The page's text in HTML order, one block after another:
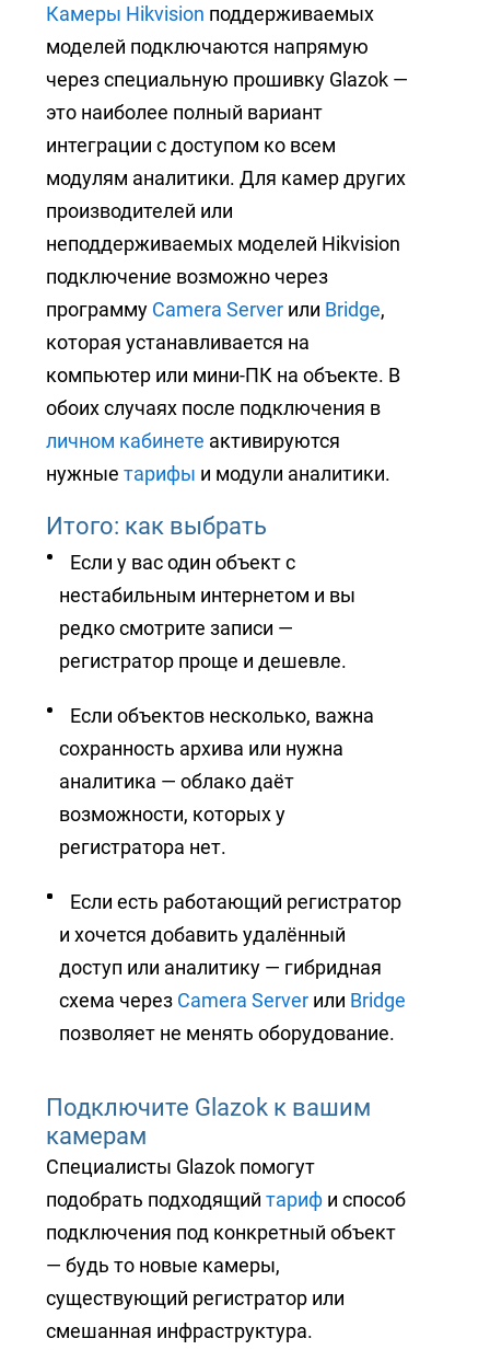
Камеры Hikvision поддерживаемых
моделей подключаются напрямую
через специальную прошивку Glazok —
это наиболее полный вариант
интеграции с доступом ко всем
модулям аналитики. Для камер других
производителей или
неподдерживаемых моделей Hikvision
подключение возможно через
программу Camera Server или Bridge,
которая устанавливается на
компьютер или мини-ПК на объекте. В
обоих случаях после подключения в
личном кабинете активируются
нужныетарифы и модули аналитики.
Итого: как выбрать
Если у вас один объект с
нестабильным интернетом и вы
редко смотрите записи —
регистратор проще и дешевле.
Если объектов несколько, важна
сохранность архива или нужна
аналитика — облако даёт
возможности, которых у
регистратора нет.
Если есть работающий регистратор
и хочется добавить удалённый
доступ или аналитику — гибридная
схема через Camera Server или Bridge
позволяет не менять оборудование.
Подключите Glazok к вашим
камерам
Специалисты Glazok помогут
подобрать подходящийтариф и способ
подключения под конкретный объект
— будь то новые камеры,
существующий регистратор или
смешанная инфраструктура.